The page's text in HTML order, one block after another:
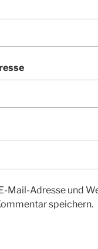
Mail-Adresse und
speichern.